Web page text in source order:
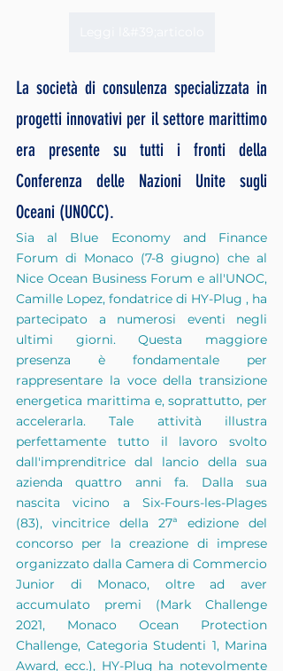
La società di consulenza specializzata in
progetti innovativi per il settore marittimo
era presente su tutti i fronti della
Conferenza delle Nazioni Unite sugli
Oceani (UNOCC).
Sia al Blue Economy and Finance
Forum di Monaco (7-8 giugno) che al
Nice Ocean Business Forum e all'UNOC,
Camille Lopez, fondatrice di HY-Plug , ha
partecipato a numerosi eventi negli
ultimi giorni. Questa maggiore
presenza è fondamentale per
rappresentare la voce della transizione
energetica marittima e, soprattutto, per
accelerarla. Tale attività illustra
perfettamente tutto il lavoro svolto
dall'imprenditrice dal lancio della sua
azienda quattro anni fa. Dalla sua
nascita vicino a Six-Fours-les-Plages
(83), vincitrice della 27ª edizione del
concorso per la creazione di imprese
organizzato dalla Camera di Commercio
Junior di Monaco, oltre ad aver
accumulato premi (Mark Challenge
2021, Monaco Ocean Protection
Challenge, Categoria Studenti 1, Marina
Award, ecc.), HY-Plug ha notevolmente